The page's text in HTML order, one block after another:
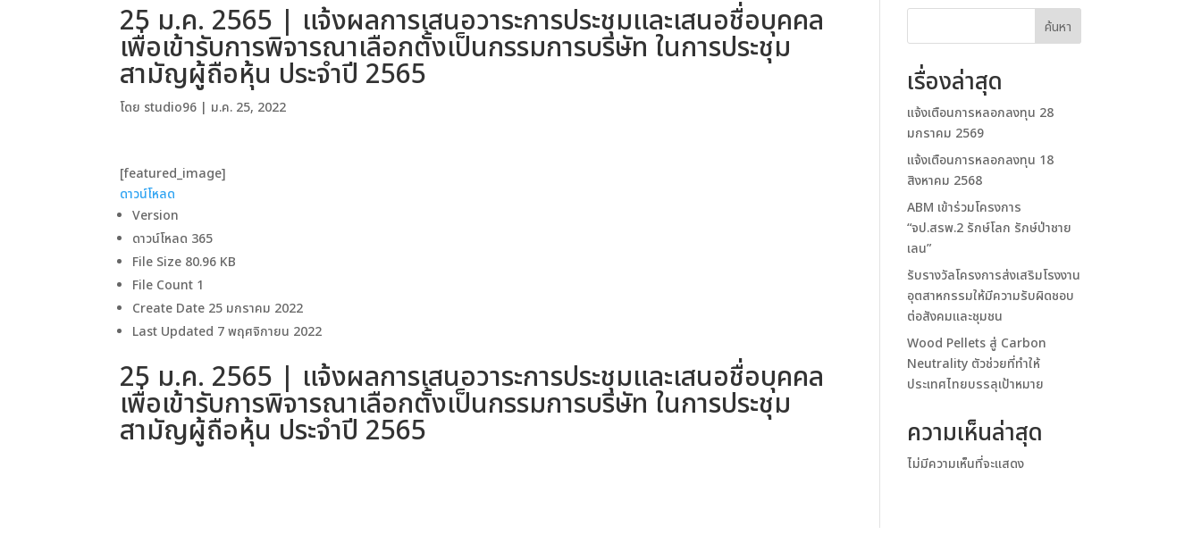
25 ม.ค. 2565 | แจ้งผลการเสนอวาระการประชุมและเสนอชื่อบุคคล
เพื่อเข้ารับการพิจารณาเลือกตั้งเป็นกรรมการบริษัท ในการประชุม
สามัญผู้ถือหุ้น ประจำปี 2565
โดย studio96 | ม.ค. 25, 2022
[featured_image]
ดาวน์โหลด
Version
ดาวน์โหลด 365
File Size 80.96 KB
File Count 1
Create Date 25 มกราคม 2022
Last Updated 7 พฤศจิกายน 2022
25 ม.ค. 2565 | แจ้งผลการเสนอวาระการประชุมและเสนอชื่อบุคคล
เพื่อเข้ารับการพิจารณาเลือกตั้งเป็นกรรมการบริษัท ในการประชุม
สามัญผู้ถือหุ้น ประจำปี 2565
ค้นหา
เรื่องล่าสุด
แจ้งเตือนการหลอกลงทุน 28
มกราคม 2569
แจ้งเตือนการหลอกลงทุน 18
สิงหาคม 2568
ABM เข้าร่วมโครงการ
“จป.สรพ.2 รักษ์โลก รักษ์ป่าชาย
เลน”
รับรางวัลโครงการส่งเสริมโรงงาน
อุตสาหกรรมให้มีความรับผิดชอบ
ต่อสังคมและชุมชน
Wood Pellets สู่ Carbon
Neutrality ตัวช่วยที่ทำให้
ประเทศไทยบรรลุเป้าหมาย
ความเห็นล่าสุด
ไม่มีความเห็นที่จะแสดง